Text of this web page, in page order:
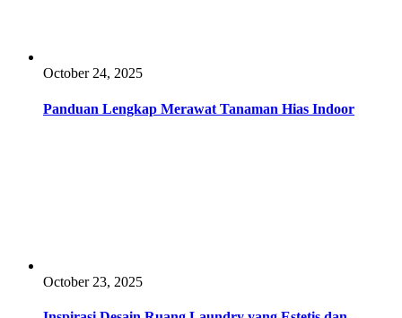
October 24, 2025
Panduan Lengkap Merawat Tanaman Hias Indoor
October 23, 2025